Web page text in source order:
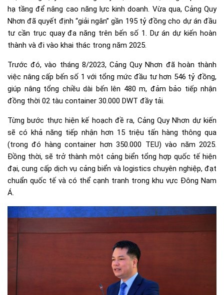
hạ tầng để nâng cao năng lực kinh doanh. Vừa qua, Cảng Quy
Nhơn đã quyết định “giải ngân” gần 195 tỷ đồng cho dự án đầu
tư cần trục quay đa năng trên bến số 1. Dự án dự kiến hoàn
thành và đi vào khai thác trong năm 2025.
Trước đó, vào tháng 8/2023, Cảng Quy Nhơn đã hoàn thành
việc nâng cấp bến số 1 với tổng mức đầu tư hơn 546 tỷ đồng,
giúp nâng tổng chiều dài bến lên 480 m, đảm bảo tiếp nhận
đồng thời 02 tàu container 30.000 DWT đầy tải.
Từng bước thực hiện kế hoạch đề ra, Cảng Quy Nhơn dự kiến
sẽ có khả năng tiếp nhận hơn 15 triệu tấn hàng thông qua
(trong đó hàng container hơn 350.000 TEU) vào năm 2025.
Đồng thời, sẽ trở thành một cảng biển tổng hợp quốc tế hiện
đại, cung cấp dịch vụ cảng biển và logistics chuyên nghiệp, đạt
chuẩn quốc tế và có thể cạnh tranh trong khu vực Đông Nam
Á.